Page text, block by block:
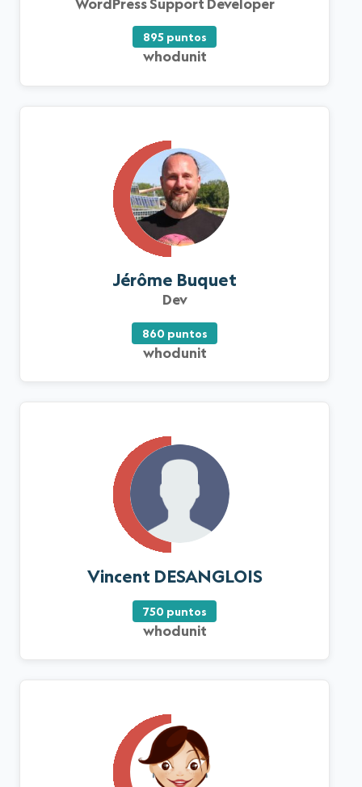
WordPress Support Developer
895 puntos
whodunit
Jérôme Buquet
Dev
860 puntos
whodunit
Vincent DESANGLOIS
750 puntos
whodunit